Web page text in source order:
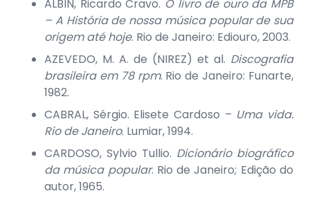
ALBIN, Ricardo Cravo. O livro de ouro da MPB
– A História de nossa música popular de sua
origem até hoje. Rio de Janeiro: Ediouro, 2003.
AZEVEDO, M. A. de (NIREZ) et al. Discografia
brasileira em 78 rpm. Rio de Janeiro: Funarte,
1982.
CABRAL, Sérgio. Elisete Cardoso – Uma vida.
Rio de Janeiro. Lumiar, 1994.
CARDOSO, Sylvio Tullio. Dicionário biográfico
da música popular. Rio de Janeiro; Edição do
autor, 1965.